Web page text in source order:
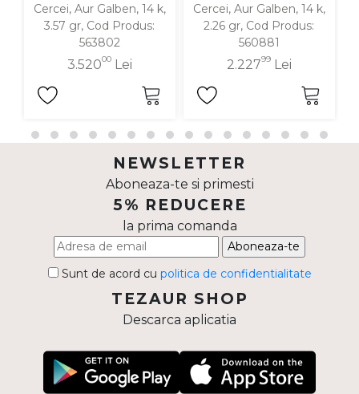
Cercei, Aur Galben, 14 k,
3.57 gr, Cod Produs:
563802
3.52000Lei
Cercei, Aur Galben, 14 k,
2.26 gr, Cod Produs:
560881
2.22799Lei
NEWSLETTER
Aboneaza-te si primesti
5% REDUCERE
la prima comanda
Aboneaza-te
Sunt de acord cu politica de confidentialitate
TEZAUR SHOP
Descarca aplicatia